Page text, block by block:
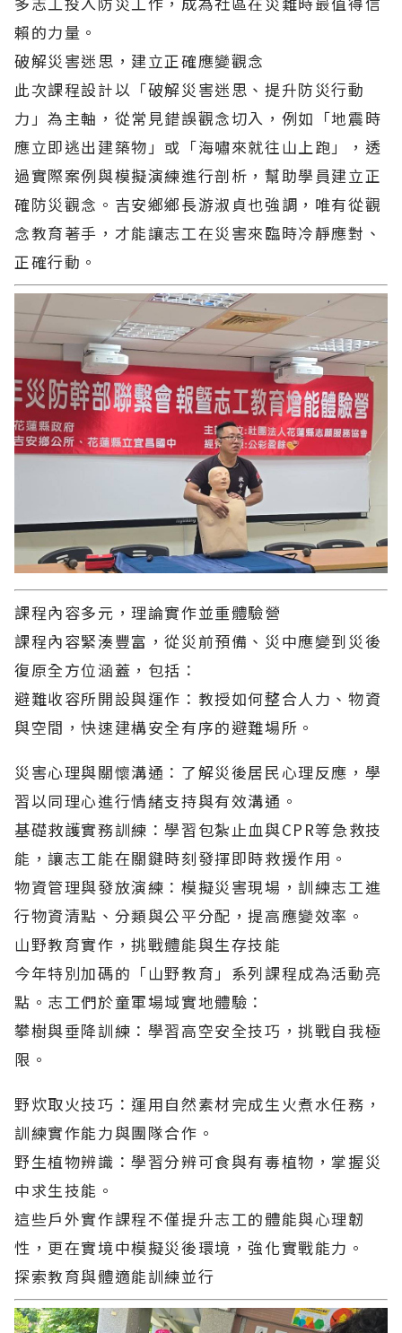
賴的力量。
破解災害迷思，建立正確應變觀念
此次課程設計以「破解災害迷思、提升防災行動
力」為主軸，從常見錯誤觀念切入，例如「地震時
應立即逃出建築物」或「海嘯來就往山上跑」，透
過實際案例與模擬演練進行剖析，幫助學員建立正
確防災觀念。吉安鄉鄉長游淑貞也強調，唯有從觀
念教育著手，才能讓志工在災害來臨時冷靜應對、
正確行動。
課程內容多元，理論實作並重​體驗營
課程內容緊湊豐富，從災前預備、災中應變到災後
復原全方位涵蓋，包括：
避難收容所開設與運作：教授如何整合人力、物資
與空間，快速建構安全有序的避難場所。
災害心理與關懷溝通：了解災後居民心理反應，學
習以同理心進行情緒支持與有效溝通。
基礎救護實務訓練：學習包紮止血與CPR等急救技
能，讓志工能在關鍵時刻發揮即時救援作用。
物資管理與發放演練：模擬災害現場，訓練志工進
行物資清點、分類與公平分配，提高應變效率。
山野教育實作，挑戰體能與生存技能
今年特別加碼的「山野教育」系列課程成為活動亮
點。志工們於童軍場域實地體驗：
攀樹與垂降訓練：學習高空安全技巧，挑戰自我極
限。
野炊取火技巧：運用自然素材完成生火煮水任務，
訓練實作能力與團隊合作。
野生植物辨識：學習分辨可食與有毒植物，掌握災
中求生技能。
這些戶外實作課程不僅提升志工的體能與心理韌
性，更在實境中模擬災後環境，強化實戰能力。
探索教育與體適能訓練並行